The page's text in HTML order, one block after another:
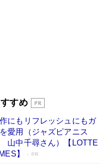
し上げた18年の物語に幕 特装
倉を舞台に、孤独を抱えた
踏み出す連作短篇集『海のほ
』試し読み
すめ
にもリフレッシュにもガ
愛用（ジャズピアニス
山中千尋さん）【LOTTE
】
PR